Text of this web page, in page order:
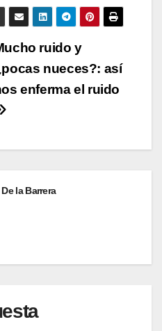
ruido y
nueces?: así
enferma el ruido
la Barrera